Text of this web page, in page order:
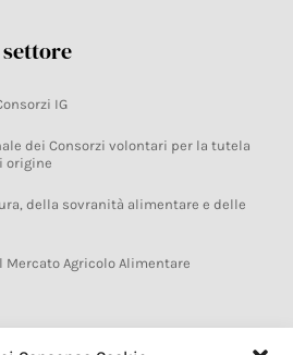
IG
dei Consorzi volontari per la tutela
origine
della sovranità alimentare e delle
Agricolo Alimentare